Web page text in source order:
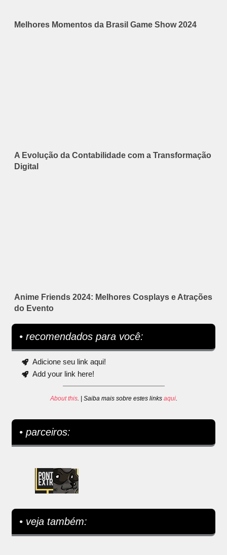
Melhores Momentos da Brasil Game Show 2024
A Evolução da Contabilidade com a Transformação
Digital
Anime Friends 2024: Melhores Cosplays e Atrações
do Evento
• recomendados para você:
Adicione seu link aqui!
Add your link here!
About this. | Saiba mais sobre estes links aqui.
• parceiros:
• veja também: